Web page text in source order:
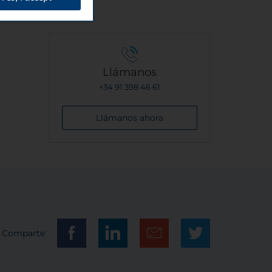
Llámanos
+34 91 398 46 61
Llámanos ahora
Comparte